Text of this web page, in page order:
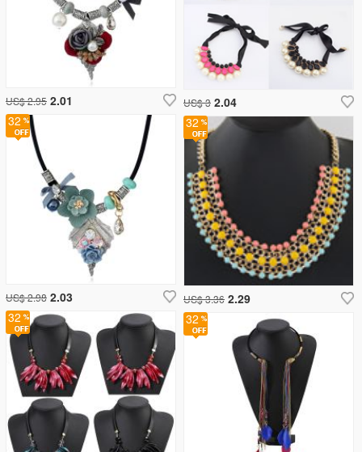
US$ 3 2.04
32
US$ 2.98 2.03
32
US$ 3.36 2.29
US$ 2.95 2.01
32 32